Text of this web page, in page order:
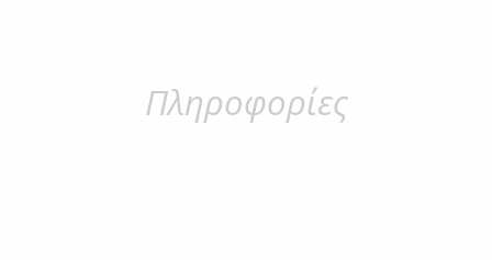
Πληροφορίες